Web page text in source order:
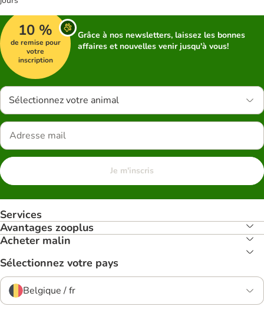
10 %
de remise pour
votre
inscription
Grâce à nos newsletters, laissez les bonnes
affaires et nouvelles venir jusqu'à vous!
Sélectionnez votre animal
Je m'inscris
Services
Avantages zooplus
Acheter malin
Sélectionnez votre pays
Belgique / fr